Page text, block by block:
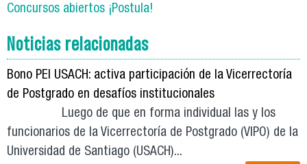
Concursos abiertos ¡Postula!
Noticias relacionadas
Bono PEI USACH: activa participación de la Vicerrectoría
de Postgrado en desafíos institucionales
Luego de que en forma individual las y los
funcionarios de la Vicerrectoría de Postgrado (VIPO) de la
Universidad de Santiago (USACH)...